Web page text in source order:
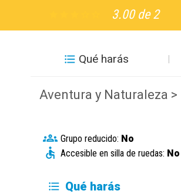
3.00 de 2
Qué harás
Aventura y Naturaleza >
Grupo reducido: No
Accesible en silla de ruedas: No
Qué harás